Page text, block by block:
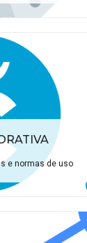
e normas de uso